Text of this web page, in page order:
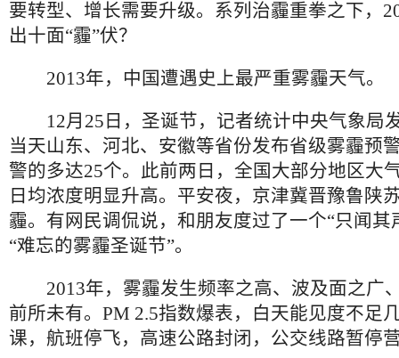
要转型、增长需要升级。系列治霾重拳之下，
出十面“霾”伏？
2013年，中国遭遇史上最严重雾霾天气。
12月25日，圣诞节，记者统计中央气象局
当天山东、河北、安徽等省份发布省级雾霾预
警的多达25个。此前两日，全国大部分地区大
日均浓度明显升高。平安夜，京津冀晋豫鲁陕
霾。有网民调侃说，和朋友度过了一个“只闻其
“难忘的雾霾圣诞节”。
2013年，雾霾发生频率之高、波及面之广
前所未有。PM 2.5指数爆表，白天能见度不足
课，航班停飞，高速公路封闭，公交线路暂